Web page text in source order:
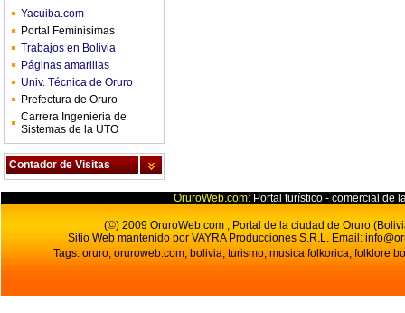
Yacuiba.com
Portal Feminisimas
Trabajos en Bolivia
Páginas amarillas
Univ. Técnica de Oruro
Prefectura de Oruro
Carrera Ingenieria de
Sistemas de la UTO
Contador de Visitas
OruroWeb.com: Portal turístico - comercial de
(©) 2009 OruroWeb.com , Portal de la ciudad de Oruro
Sitio Web mantenido por VAYRA Producciones S.R.L. Email:
Tags: oruro, oruroweb.com, bolivia, turismo, musica folkorica, folklore